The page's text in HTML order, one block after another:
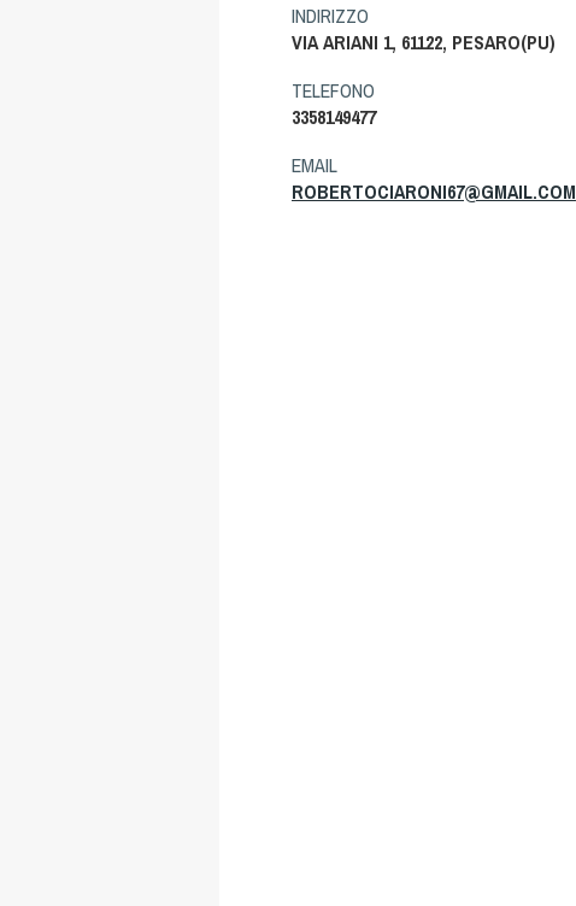
INDIRIZZO
VIA ARIANI 1, 61122, PESARO(PU)
TELEFONO
3358149477
EMAIL
ROBERTOCIARONI67@GMAIL.COM